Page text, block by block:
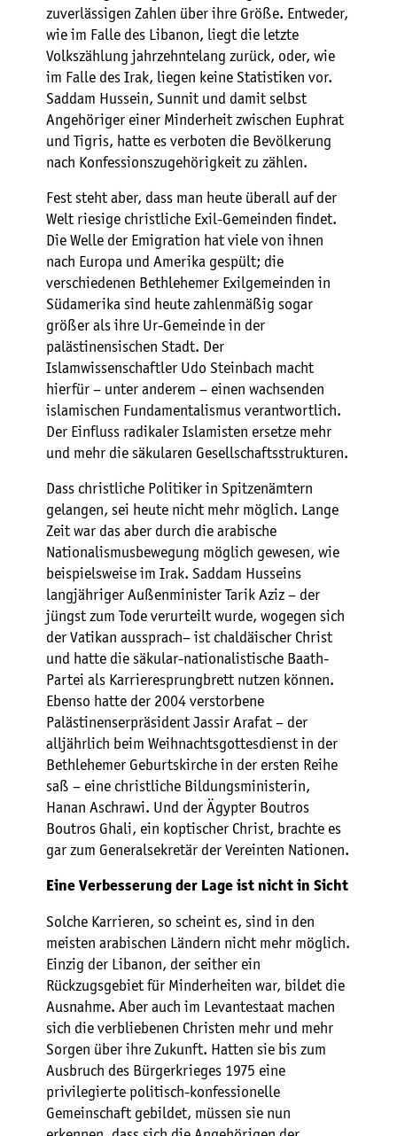
zuverlässigen Zahlen über ihre Größe. Entweder,
wie im Falle des Libanon, liegt die letzte
Volkszählung jahrzehntelang zurück, oder, wie
im Falle des Irak, liegen keine Statistiken vor.
Saddam Hussein, Sunnit und damit selbst
Angehöriger einer Minderheit zwischen Euphrat
und Tigris, hatte es verboten die Bevölkerung
nach Konfessionszugehörigkeit zu zählen.
Fest steht aber, dass man heute überall auf der
Welt riesige christliche Exil-Gemeinden findet.
Die Welle der Emigration hat viele von ihnen
nach Europa und Amerika gespült; die
verschiedenen Bethlehemer Exilgemeinden in
Südamerika sind heute zahlenmäßig sogar
größer als ihre Ur-Gemeinde in der
palästinensischen Stadt. Der
Islamwissenschaftler Udo Steinbach macht
hierfür – unter anderem – einen wachsenden
islamischen Fundamentalismus verantwortlich.
Der Einfluss radikaler Islamisten ersetze mehr
und mehr die säkularen Gesellschaftsstrukturen.
Dass christliche Politiker in Spitzenämtern
gelangen, sei heute nicht mehr möglich. Lange
Zeit war das aber durch die arabische
Nationalismusbewegung möglich gewesen, wie
beispielsweise im Irak. Saddam Husseins
langjähriger Außenminister Tarik Aziz – der
jüngst zum Tode verurteilt wurde, wogegen sich
der Vatikan aussprach– ist chaldäischer Christ
und hatte die säkular-nationalistische Baath-
Partei als Karrieresprungbrett nutzen können.
Ebenso hatte der 2004 verstorbene
Palästinenserpräsident Jassir Arafat – der
alljährlich beim Weihnachtsgottesdienst in der
Bethlehemer Geburtskirche in der ersten Reihe
saß – eine christliche Bildungsministerin,
Hanan Aschrawi. Und der Ägypter Boutros
Boutros Ghali, ein koptischer Christ, brachte es
gar zum Generalsekretär der Vereinten Nationen.
Eine Verbesserung der Lage ist nicht in Sicht
Solche Karrieren, so scheint es, sind in den
meisten arabischen Ländern nicht mehr möglich.
Einzig der Libanon, der seither ein
Rückzugsgebiet für Minderheiten war, bildet die
Ausnahme. Aber auch im Levantestaat machen
sich die verbliebenen Christen mehr und mehr
Sorgen über ihre Zukunft. Hatten sie bis zum
Ausbruch des Bürgerkrieges 1975 eine
privilegierte politisch-konfessionelle
Gemeinschaft gebildet, müssen sie nun